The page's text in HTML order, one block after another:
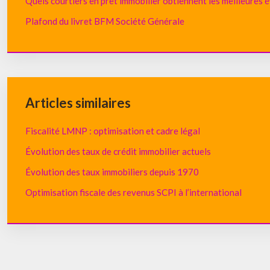
Plafond du livret BFM Société Générale
Articles similaires
Fiscalité LMNP : optimisation et cadre légal
Évolution des taux de crédit immobilier actuels
Évolution des taux immobiliers depuis 1970
Optimisation fiscale des revenus SCPI à l’international